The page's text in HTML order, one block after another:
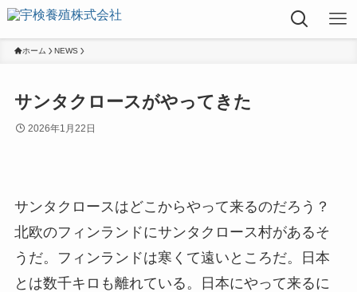
ホーム NEWS
サンタクロースがやってきた
2026年1月22日
サンタクロースはどこからやって来るのだろう？
北欧のフィンランドにサンタクロース村があるそ
うだ。フィンランドは寒くて遠いところだ。日本
とは数千キロも離れている。日本にやって来るに